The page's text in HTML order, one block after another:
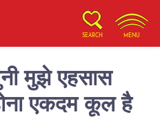
SEARCH MENU
मुझे एहसास
एकदम कूल है